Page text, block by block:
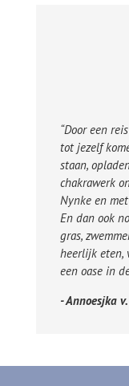
“Door een
tot jezelf
staan,
chakrawerk
Nynke en
En dan ook
gras,
heerlijk eten,
een oase in
- Annoesjka v.